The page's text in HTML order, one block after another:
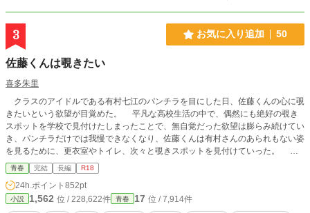
デカい胸パッドが転げ落ちたのは。 そう、彼女は嘘で塗り固
められた虚乳（きょにゅう）の持ち主だったのだ！ 意識を取
発狂し、士狼を亡き者にするべく、その場で士狼に襲い掛か
事に。 こうして古羊芽衣の無理難題を解決する大神士狼の受
難の日々が始まった。 が、この時の古羊姉妹はまだ知らなか
ったのだ。 彼の蜂蜜のように甘い優しさが自分たち姉妹をど
んどん狂わせていくことに。 ※【カクヨム】にて編掲載中。
【ネオページ】にて序盤のみお試し掲載中。【Nolaノベル】
3 お気に入り追加 50
佐藤くんは覗きたい
喜多朱里
クラスのアイドルである有村七江のパンチラを目にした日、佐藤くんの心に覗
きたいという欲望が目覚めた。 平凡な高校生活の中で、偶然にも絶好の覗き
スポットを学校で見付けたしまったことで、無自覚だった欲望は膨らみ続けてい
き、パンチラだけでは我慢できなくなり、佐藤くんは有村さんのあられもない姿
を見るために、更衣室やトイレ、次々と覗きスポットを見付けていった。 更
に佐藤くんのストーカー的な行動は結果的に有村さんの心を解きほぐすことにな
り二人の距離は縮まっていく。
青春 完結 長編 R18
24h.ポイント 852pt
小説 1,562 位 / 228,622件 青春 17 位 / 7,914件